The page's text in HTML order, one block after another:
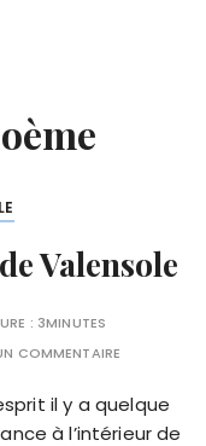
Valensole
: 3MINUTES
COMMENTAIRE
il y a quelque
à l’intérieur de